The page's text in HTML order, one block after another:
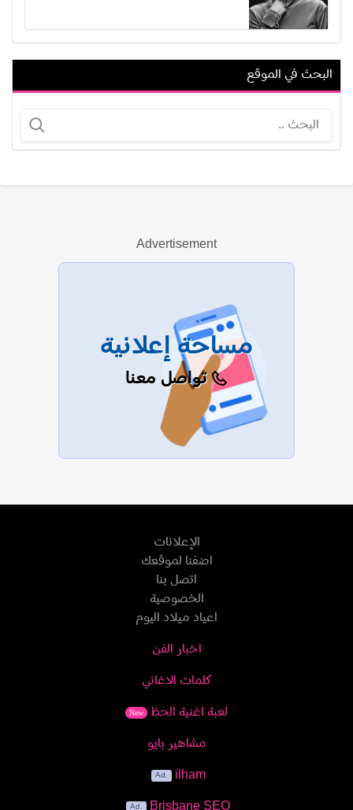
كاكتوس ماك
عرض الكل
البحث في الموقع
Advertisement
مساحة إعلانية
تواصل معنا
الإعلانات
اضفنا لموقعك
اتصل بنا
الخصوصية
اعياد ميلاد اليوم
اخبار الفن
كلمات الاغاني
لعبة اغنية الحظ New
مشاهير بايو
ilham
Brisbane SEO